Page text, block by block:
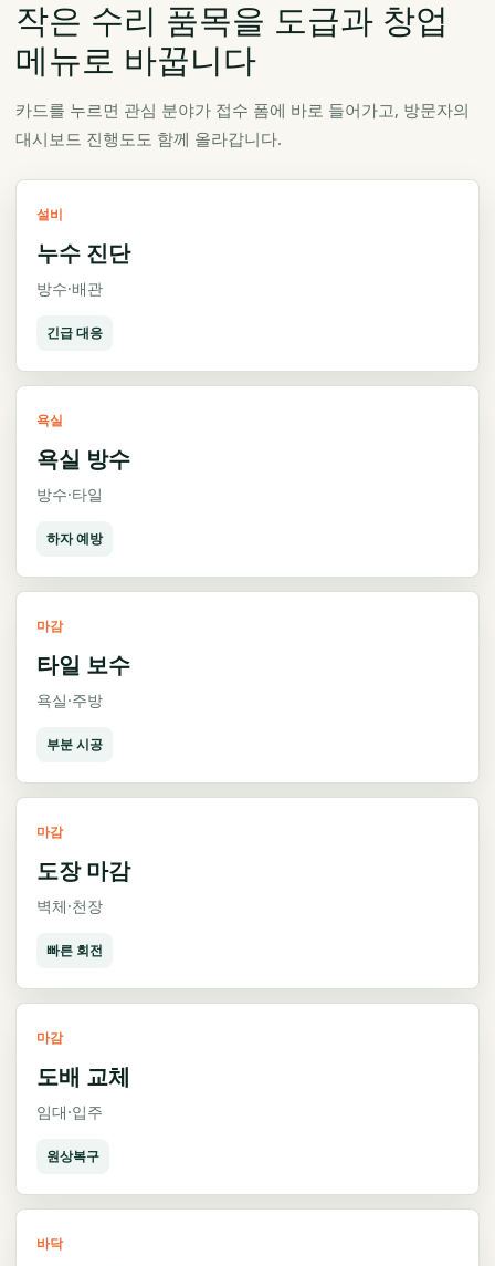
작은 수리 품목을 도급과 창업
메뉴로 바꿉니다
카드를 누르면 관심 분야가 접수 폼에 바로 들어가고, 방문자의
대시보드 진행도도 함께 올라갑니다.
설비
누수 진단
방수·배관
긴급 대응
욕실
욕실 방수
방수·타일
하자 예방
마감
타일 보수
욕실·주방
부분 시공
마감
도장 마감
벽체·천장
빠른 회전
마감
도배 교체
임대·입주
원상복구
바닥